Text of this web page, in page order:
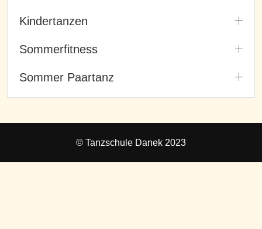
Kindertanzen
Sommerfitness
Sommer Paartanz
© Tanzschule Danek 2023